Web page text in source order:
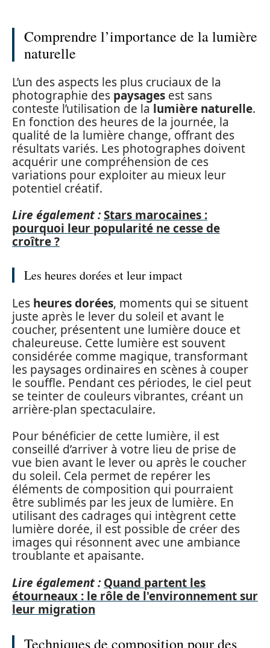
Comprendre l’importance de la lumière
naturelle
L’un des aspects les plus cruciaux de la
photographie des paysages est sans
conteste l’utilisation de la lumière naturelle.
En fonction des heures de la journée, la
qualité de la lumière change, offrant des
résultats variés. Les photographes doivent
acquérir une compréhension de ces
variations pour exploiter au mieux leur
potentiel créatif.
Lire également :Stars marocaines :
pourquoi leur popularité ne cesse de
croître ?
Les heures dorées et leur impact
Les heures dorées, moments qui se situent
juste après le lever du soleil et avant le
coucher, présentent une lumière douce et
chaleureuse. Cette lumière est souvent
considérée comme magique, transformant
les paysages ordinaires en scènes à couper
le souffle. Pendant ces périodes, le ciel peut
se teinter de couleurs vibrantes, créant un
arrière-plan spectaculaire.
Pour bénéficier de cette lumière, il est
conseillé d’arriver à votre lieu de prise de
vue bien avant le lever ou après le coucher
du soleil. Cela permet de repérer les
éléments de composition qui pourraient
être sublimés par les jeux de lumière. En
utilisant des cadrages qui intègrent cette
lumière dorée, il est possible de créer des
images qui résonnent avec une ambiance
troublante et apaisante.
Lire également : Quand partent les
étourneaux : le rôle de l'environnement sur
leur migration
Techniques de composition pour des